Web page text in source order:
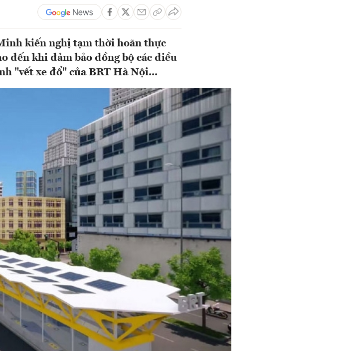
kiến nghị tạm thời hoãn thực
đến khi đảm bảo đồng bộ các điều
"vết xe đổ" của BRT Hà Nội...